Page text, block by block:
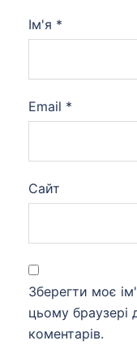
Ім'я *
Email *
Сайт
Зберегти моє
цьому браузері
коментарів.